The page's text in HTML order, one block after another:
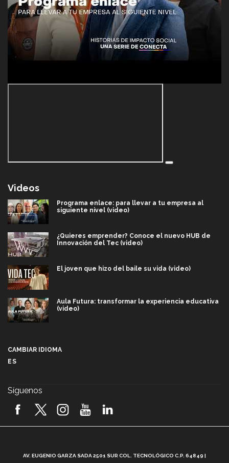
Videos
Programa enlace: para llevar a tu empresa al
siguiente nivel (video)
¿Quieres emprender? Conoce el nuevo HUB de
Innovación del Tec (video)
El joven que hizo del baile su vida (video)
Aula Futura: transformar la experiencia educativa
(video)
2026! (video)
CAMBIAR IDIOMA
ES
Síguenos
AV. EUGENIO GARZA SADA 2501 SUR COL. TECNOLÓGICO C.P. 64849 |